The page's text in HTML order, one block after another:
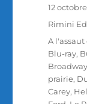
Publié
le
12
Rimini
A
Blu-ray,
Broadway
prairie,
Carey,